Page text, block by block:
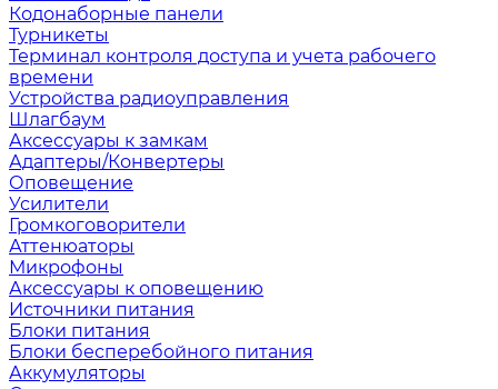
Кодонаборные панели
Турникеты
Терминал контроля доступа и учета рабочего
времени
Устройства радиоуправления
Шлагбаум
Аксессуары к замкам
Адаптеры/Конвертеры
Оповещение
Усилители
Громкоговорители
Аттенюаторы
Микрофоны
Аксессуары к оповещению
Источники питания
Блоки питания
Блоки бесперебойного питания
Аккумуляторы